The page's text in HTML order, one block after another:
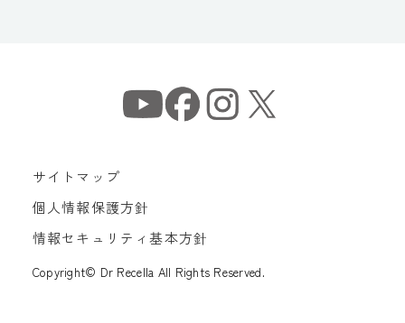
サイトマップ
個人情報保護方針
情報セキュリティ基本方針
Copyright© Dr Recella All Rights Reserved.